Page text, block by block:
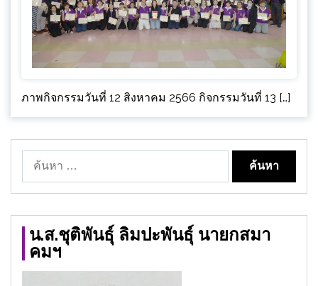
ภาพกิจกรรมวันที่ 12 สิงหาคม 2566 กิจกรรมวันที่ 13 […]
ค้นหา
น.ส.ชุติพันธุ์ ลิมปะพันธุ์ นายกสมา
คมฯ